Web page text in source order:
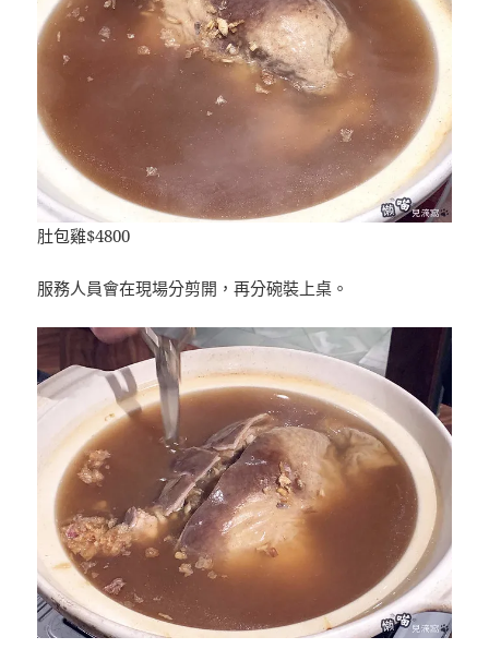
肚包雞$4800
服務人員會在現場分剪開，再分碗裝上桌。